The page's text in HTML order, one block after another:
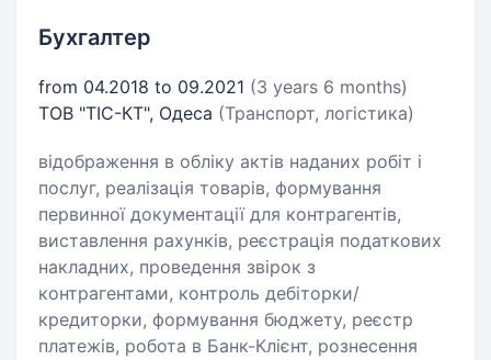
Бухгалтер
from 04.2018 to 09.2021 (3 years 6 months)
ТОВ "ТІС-КТ", Одеса (Транспорт, логістика)
відображення в обліку актів наданих робіт і
послуг, реалізація товарів, формування
первинної документації для контрагентів,
виставлення рахунків, реєстрація податкових
накладних, проведення звірок з
контрагентами, контроль дебіторки/
кредиторки, формування бюджету, реєстр
платежів, робота в Банк-Клієнт, рознесення